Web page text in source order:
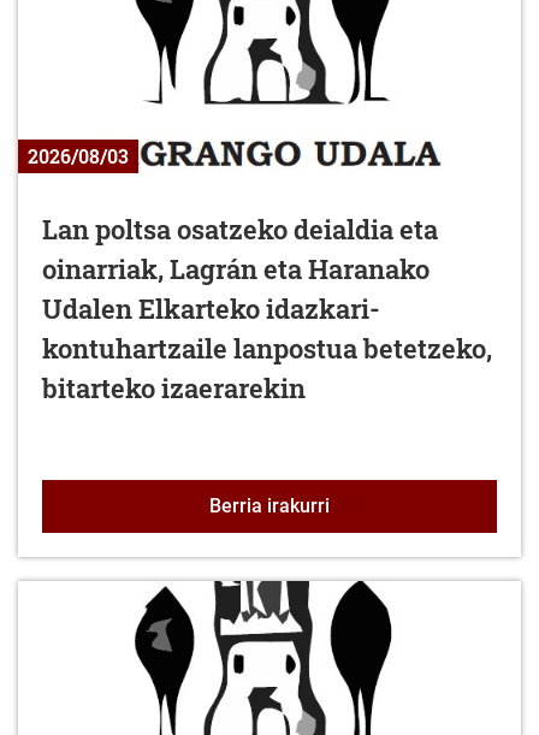
2026/08/03
Lan poltsa osatzeko deialdia eta
oinarriak, Lagrán eta Haranako
Udalen Elkarteko idazkari-
kontuhartzaile lanpostua betetzeko,
bitarteko izaerarekin
Berria irakurri